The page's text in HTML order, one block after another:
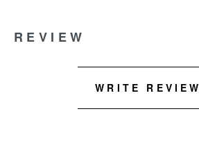
REVIEW
WRITE REVIEW